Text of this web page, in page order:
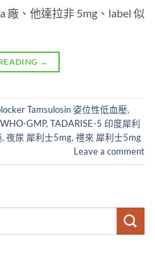
廠、他達拉非 5mg、label 似
→
Tamsulosin 姿位性低血壓,
GMP,TADARISE-5 印度犀利
,夜尿 犀利士5mg,禮來 犀利士5mg
Leave a comment